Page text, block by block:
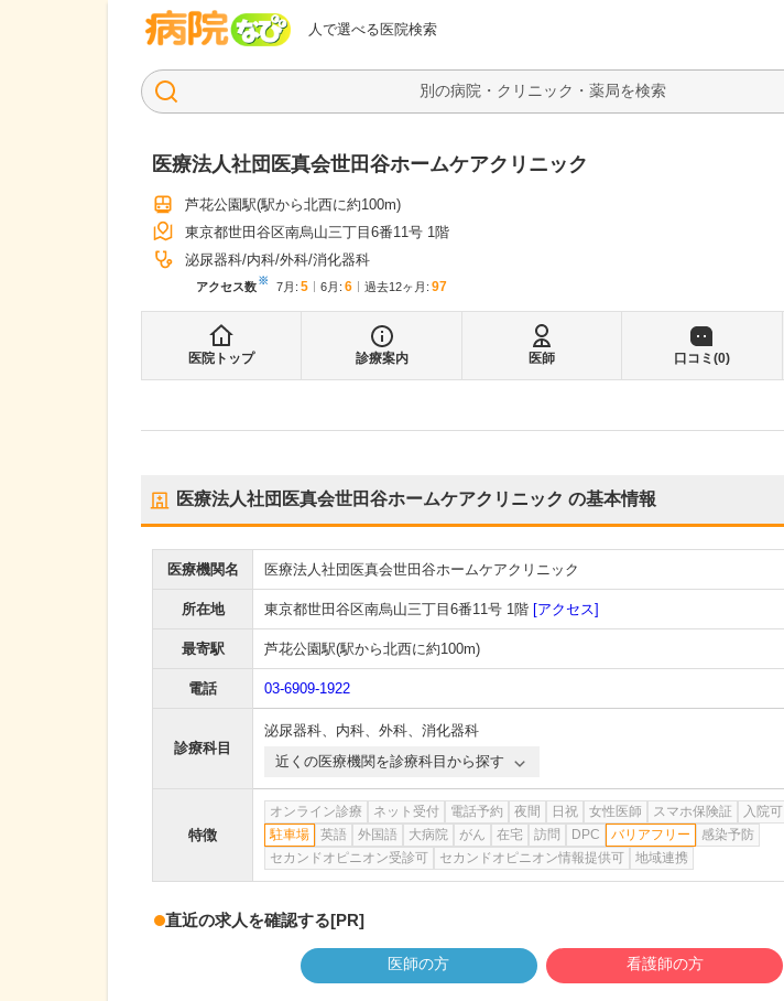
人で選べる医院検索
病院なび
検索
医療法人社団医真会世田谷ホームケアクリニック
芦花公園駅(駅から北西に約100m)
東京都世田谷区南烏山三丁目6番11号 1階
泌尿器科 内科 外科 消化器科
アクセス数※ 7月 : 5 6月 : 6 過去12ヶ月: 97
医院トップ 診療案内 医師 口コミ(0)
医療法人社団医真会世田谷ホームケアクリニック の基本情報
医療機関名 医療法人社団医真会世田谷ホームケアクリニック
所在地 東京都世田谷区南烏山三丁目6番11号 1階 [アクセス]
最寄駅 芦花公園駅(駅から北西に約100m)
電話 03-6909-1922
診療科目
泌尿器科、 内科、 外科、 消化器科
近くの医療機関を診療科目から探す
特徴
オンライン診療 ネット受付 電話予約 夜間 日祝 女性医師 スマホ保険証 入院可
駐車場
英語 外国語 大病院 がん 在宅 訪問 DPC バリアフリー
感染予防
セカンドオピニオン受診可
セカンドオピニオン情報提供可 地域連携
直近の求人を確認する[PR]
医師の方 看護師の方